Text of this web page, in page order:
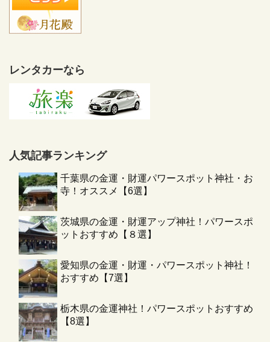
レンタカーなら
人気記事ランキング
千葉県の金運・財運パワースポット神社・お
寺！オススメ【6選】
茨城県の金運・財運アップ神社！パワースポ
ットおすすめ【８選】
愛知県の金運・財運・パワースポット神社！
おすすめ【7選】
栃木県の金運神社！パワースポットおすすめ
【8選】